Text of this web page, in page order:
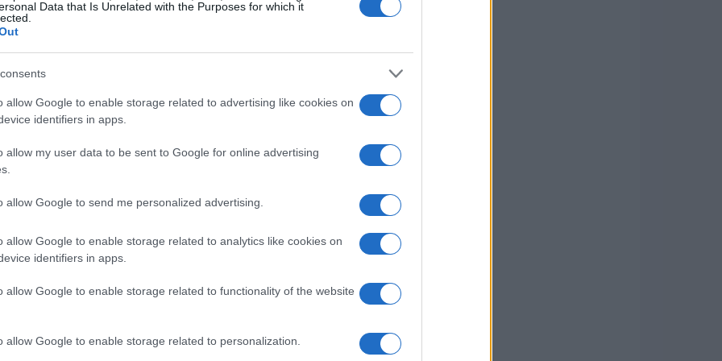
Data that Is Unrelated with the Purposes for which it
allow Google to enable storage related to advertising like cookies on
identifiers in apps.
allow my user data to be sent to Google for online advertising
allow Google to send me personalized advertising.
allow Google to enable storage related to analytics like cookies on
identifiers in apps.
allow Google to enable storage related to functionality of the website
allow Google to enable storage related to personalization.
el mundo se vuelve cada vez más peligroso. Las
y Rutte propuso aumentar el gasto mínimo de